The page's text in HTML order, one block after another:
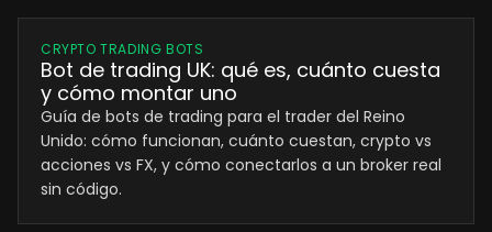
CRYPTO TRADING BOTS
Bot de trading UK: qué es, cuánto cuesta
y cómo montar uno
Guía de bots de trading para el trader del Reino
Unido: cómo funcionan, cuánto cuestan, crypto vs
acciones vs FX, y cómo conectarlos a un broker real
sin código.